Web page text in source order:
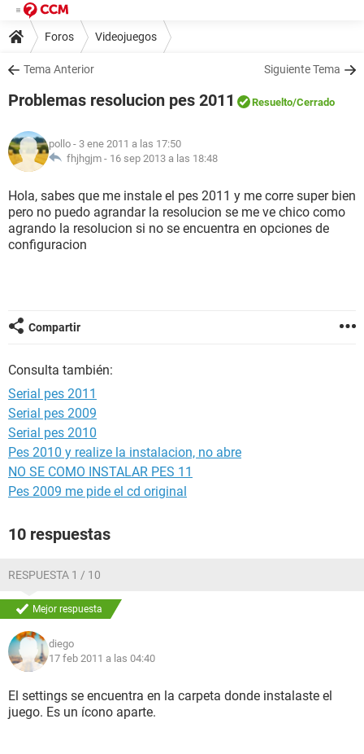
Foros Videojuegos
Tema Anterior Siguiente Tema
Problemas resolucion pes 2011 Resuelto/Cerrado
pollo - 3 ene 2011 a las 17:50
fhjhgjm - 16 sep 2013 a las 18:48
Hola, sabes que me instale el pes 2011 y me corre super bien
pero no puedo agrandar la resolucion se me ve chico como
agrando la resolucion si no se encuentra en opciones de
configuracion
Compartir
Consulta también:
Serial pes 2011
Serial pes 2009
Serial pes 2010
Pes 2010 y realize la instalacion, no abre
NO SE COMO INSTALAR PES 11
Pes 2009 me pide el cd original
10 respuestas
RESPUESTA 1 / 10
Mejor respuesta
diego
17 feb 2011 a las 04:40
El settings se encuentra en la carpeta donde instalaste el
juego. Es un ícono aparte.